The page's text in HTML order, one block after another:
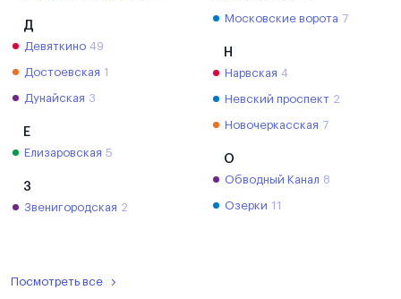
Д
Девяткино 49
Достоевская 1
Дунайская 3
Е
Елизаровская 5
З
Звенигородская 2
Московские ворота 7
Н
Нарвская 4
Невский проспект 2
Новочеркасская 7
О
Обводный Канал 8
Озерки 11
Посмотреть все